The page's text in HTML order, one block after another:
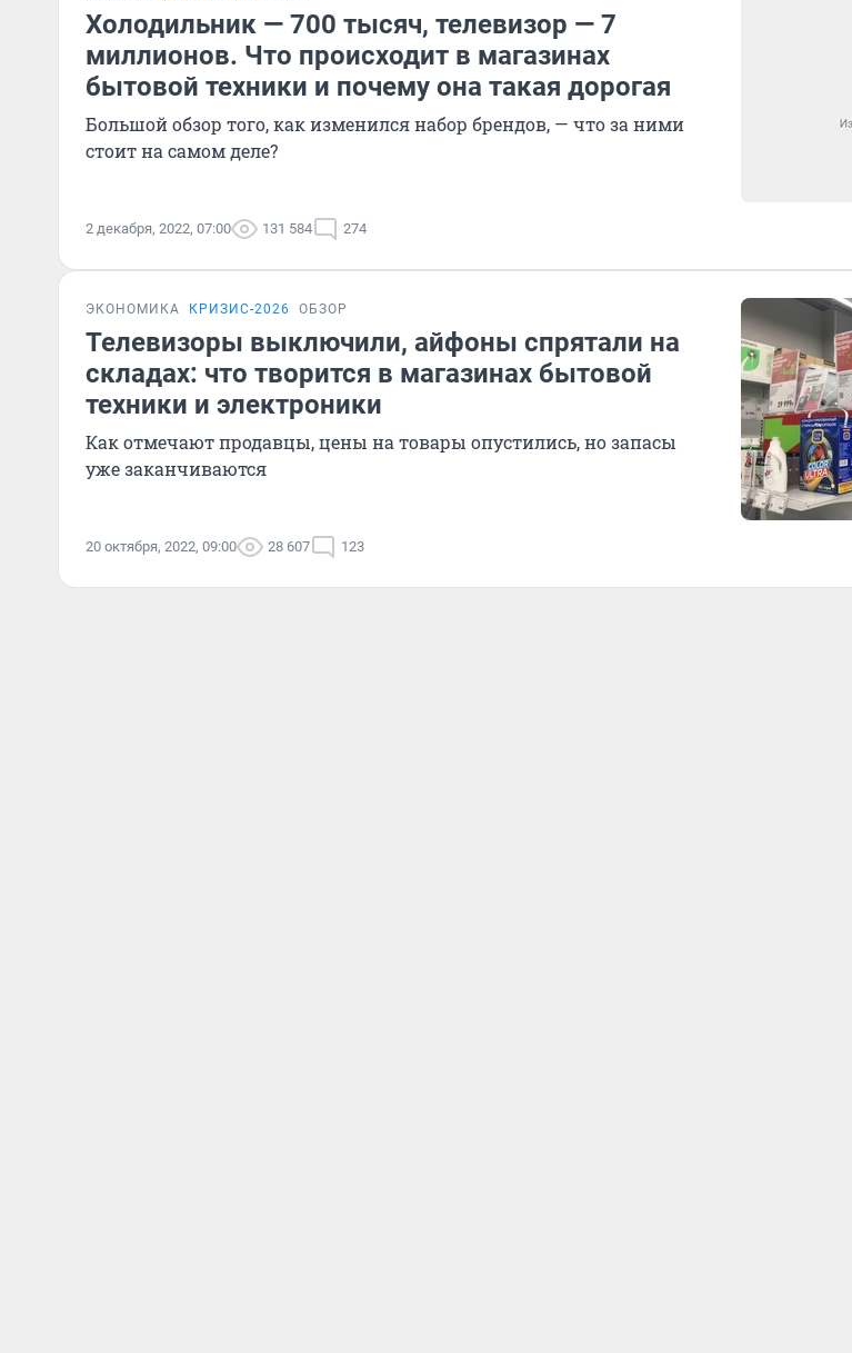
Холодильник — 700 тысяч, телевизор — 7
миллионов. Что происходит в магазинах
бытовой техники и почему она такая дорогая
Большой обзор того, как изменился набор брендов, — что за ними
стоит на самом деле?
2 декабря, 2022, 07:00 131 584 274
ЭКОНОМИКА КРИЗИС-2026 ОБЗОР
Телевизоры выключили, айфоны спрятали на
складах: что творится в магазинах бытовой
техники и электроники
Как отмечают продавцы, цены на товары опустились, но запасы
уже заканчиваются
20 октября, 2022, 09:00 28 607 123